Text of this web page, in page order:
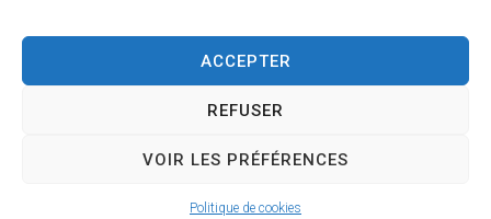
ACCEPTER
REFUSER
VOIR LES PRÉFÉRENCES
Politique de cookies
AccessibilitéMentions légalesConfidentialité
© 2024 Propulsé par Utopia